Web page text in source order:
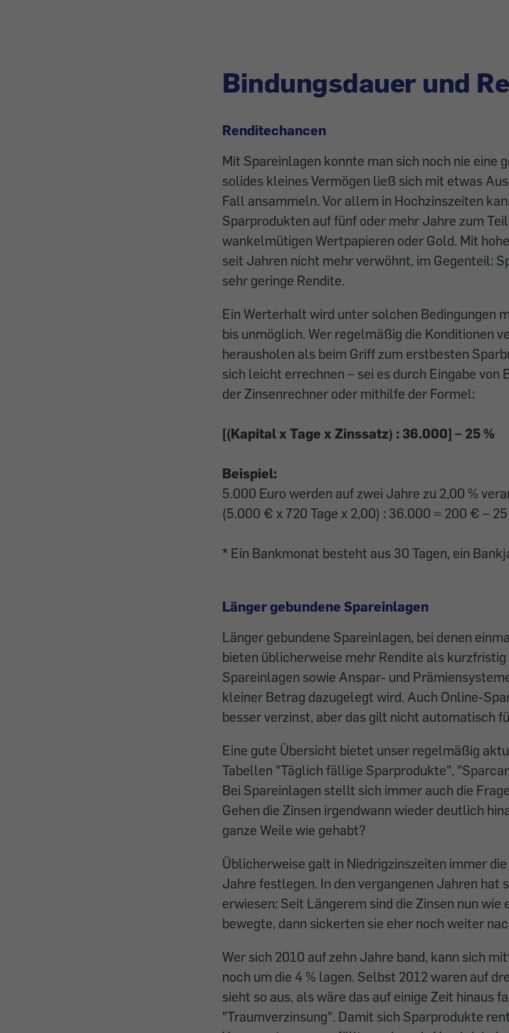
Bindungsdauer und
Renditechancen
Mit Spareinlagen konnte man sich noch nie eine
solides kleines Vermögen ließ sich mit etwas
Fall ansammeln. Vor allem in Hochzinszeiten
Sparprodukten auf fünf oder mehr Jahre zum
wankelmütigen Wertpapieren oder Gold. Mit
seit Jahren nicht mehr verwöhnt, im Gegenteil:
sehr geringe Rendite.
Ein Werterhalt wird unter solchen Bedingungen
bis unmöglich. Wer regelmäßig die Konditionen
herausholen als beim Griff zum erstbesten
sich leicht errechnen – sei es durch Eingabe von
der Zinsenrechner oder mithilfe der Formel:
[(Kapital x Tage x Zinssatz) : 36.000] – 25 %
Beispiel:
5.000 Euro werden auf zwei Jahre zu 2,00 %
(5.000 € x 720 Tage x 2,00) : 36.000 = 200 € –
* Ein Bankmonat besteht aus 30 Tagen, ein
Länger gebundene Spareinlagen
Länger gebundene Spareinlagen, bei denen
bieten üblicherweise mehr Rendite als
Spareinlagen sowie Anspar- und
kleiner Betrag dazugelegt wird. Auch Online-
besser verzinst, aber das gilt nicht automatisch
Eine gute Übersicht bietet unser regelmäßig
Tabellen "Täglich fällige Sparprodukte",
Bei Spareinlagen stellt sich immer auch die
Gehen die Zinsen irgendwann wieder deutlich
ganze Weile wie gehabt?
Üblicherweise galt in Niedrigzinszeiten immer
Jahre festlegen. In den vergangenen Jahren hat
erwiesen: Seit Längerem sind die Zinsen nun
bewegte, dann sickerten sie eher noch weiter
Wer sich 2010 auf zehn Jahre band, kann sich
noch um die 4 % lagen. Selbst 2012 waren auf
sieht so aus, als wäre das auf einige Zeit hinaus
"Traumverzinsung". Damit sich Sparprodukte